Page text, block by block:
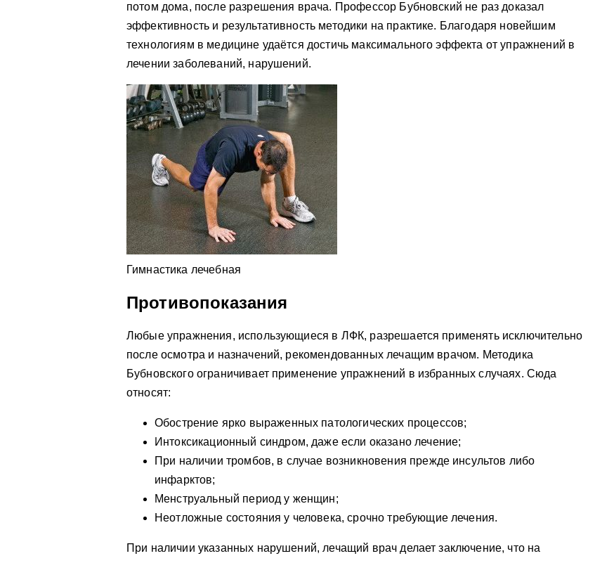
потом дома, после разрешения врача. Профессор Бубновский не раз доказал
эффективность и результативность методики на практике. Благодаря новейшим
технологиям в медицине удаётся достичь максимального эффекта от упражнений в
лечении заболеваний, нарушений.
Гимнастика лечебная
Противопоказания
Любые упражнения, использующиеся в ЛФК, разрешается применять исключительно
после осмотра и назначений, рекомендованных лечащим врачом. Методика
Бубновского ограничивает применение упражнений в избранных случаях. Сюда
относят:
Обострение ярко выраженных патологических процессов;
Интоксикационный синдром, даже если оказано лечение;
При наличии тромбов, в случае возникновения прежде инсультов либо
инфарктов;
Менструальный период у женщин;
Неотложные состояния у человека, срочно требующие лечения.
При наличии указанных нарушений, лечащий врач делает заключение, что на